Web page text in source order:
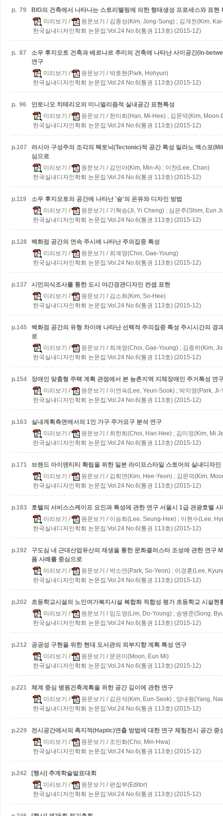
p. 79
BIG의 건축에서 나타나는 스토리텔링에 의한 형태생성 프로세스와 표현
미리보기 / 원문보기 / 김종성(Kim, Jong-Sung) ; 김개천(Kim,
한국실내디자인학회 논문집:Vol.24 No.6(통권 113호) (2015-12)
p. 87
소우 후지모토 건축과 베르나르 추미의 건축에 나타난 사이공간(In-
연구
미리보기 / 원문보기 / 박호현(Park, Hohyun)
한국실내디자인학회 논문집:Vol.24 No.6(통권 113호) (2015-12)
p. 96
안토니오 치테리오의 미니멀리즘적 실내공간 표현특성
미리보기 / 원문보기 / 한미희(Han, Mi-Hee) ; 김문덕(Kim, Moon-
한국실내디자인학회 논문집:Vol.24 No.6(통권 113호) (2015-12)
p.107 러시아 구성주의 조각의 텍토닉(Tectonic)적 공간 특성 밀라노 엑스포
심으로
미리보기 / 원문보기 / 김민아(Kim, Min-A) ; 이찬(Lee, Chan)
한국실내디자인학회 논문집:Vol.24 No.6(통권 113호) (2015-12)
p.119
소우 후지모토의 공간에 나타난 '숲'의 은유와 디자인 방법
미리보기 / 원문보기 / 기혁승(Ji, Yi Cheng) ; 심은주(Shim, Eun
한국실내디자인학회 논문집:Vol.24 No.6(통권 113호) (2015-12)
p.128
백화점 공간의 연속 주시에 나타난 주의집중 특성
미리보기 / 원문보기 / 최계영(Choi, Gae-Young)
한국실내디자인학회 논문집:Vol.24 No.6(통권 113호) (2015-12)
p.137
시민의식조사를 통한 도시 야간경관디자인 컨셉 표현
미리보기 / 원문보기 / 김소희(Kim, So-Hee)
한국실내디자인학회 논문집:Vol.24 No.6(통권 113호) (2015-12)
p.145 백화점 공간의 유형 차이에 나타난 선택적 주의집중 특성 주시시간의 경
로
미리보기 / 원문보기 / 최계영(Choi, Gae-Young) ; 김종하(Kim,
한국실내디자인학회 논문집:Vol.24 No.6(통권 113호) (2015-12)
p.154
장애인 맞춤형 주택 계획 관점에서 본 농촌지역 지체장애인 주거특성 연
미리보기 / 원문보기 / 이연숙(Lee, Yeun-Sook) ; 박지영(Park,
한국실내디자인학회 논문집:Vol.24 No.6(통권 113호) (2015-12)
p.163
실내계획측면에서의 1인 가구 주거요구 분석 연구
미리보기 / 원문보기 / 최한희(Choi, Han Hee) ; 김미정(Kim, Mi
한국실내디자인학회 논문집:Vol.24 No.6(통권 113호) (2015-12)
p.171
브랜드 아이덴티티 확립을 위한 일본 라이프스타일 스토어의 실내디자인
미리보기 / 원문보기 / 김희연(Kim, Hee-Yeon) ; 김문덕(Kim,
한국실내디자인학회 논문집:Vol.24 No.6(통권 113호) (2015-12)
p.183 호텔의 서비스스케이프 요인과 특성에 관한 연구 서울시 1급 관광호텔
미리보기 / 원문보기 / 이승희(Lee, Seung-Hee) ; 이현수(Lee,
한국실내디자인학회 논문집:Vol.24 No.6(통권 113호) (2015-12)
p.192 구도심 내 근대산업유산의 재생을 통한 문화클러스터 조성에 관한 연구
폼 사례를 중심으로
미리보기 / 원문보기 / 박소연(Park, So-Yeon) ; 이경훈(Lee,
한국실내디자인학회 논문집:Vol.24 No.6(통권 113호) (2015-12)
p.202 초등학교시설의 노인여가복지시설 복합화 적합성 평가 초등학교 시설현
미리보기 / 원문보기 / 임도영(Lim, Do-Young) ; 송병준(Song,
한국실내디자인학회 논문집:Vol.24 No.6(통권 113호) (2015-12)
p.212
공공성 구현을 위한 현대 도서관의 외부지향 계획 특성 연구
미리보기 / 원문보기 / 문은미(Moon, Eun Mi)
한국실내디자인학회 논문집:Vol.24 No.6(통권 113호) (2015-12)
p.221
체계 중심 병원건축계획을 위한 공간 깊이에 관한 연구
미리보기 / 원문보기 / 김은석(Kim, Eun-Seok) ; 양내원(Yang,
한국실내디자인학회 논문집:Vol.24 No.6(통권 113호) (2015-12)
p.229 전시공간에서의 촉지적(Haptic)연출 방법에 대한 연구 체험전시 공간 중
미리보기 / 원문보기 / 조민화(Cho, Min-Hwa)
한국실내디자인학회 논문집:Vol.24 No.6(통권 113호) (2015-12)
p.242
[행사] 추계학술발표대회
미리보기 / 원문보기 / 편집부(Editor)
한국실내디자인학회 논문집:Vol.24 No.6(통권 113호) (2015-12)